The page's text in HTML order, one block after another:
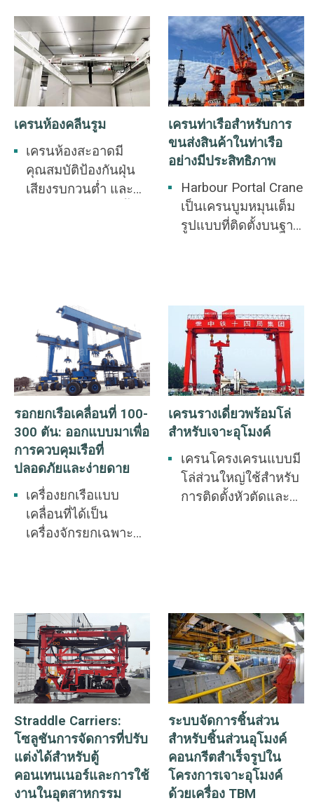
เครนห้องคลีนรูม
เครนห้องสะอาดมี
คุณสมบัติป้องกันฝุ่น
เสียงรบกวนต่ำ และ
ความบริสุทธิ์สูง เช่น
อุตสาหกรรม
อิเล็กทรอนิกส์ ยา และ
การบินและอวกาศ
เครนท่าเรือสำหรับการ
ขนส่งสินค้าในท่าเรือ
อย่างมีประสิทธิภาพ
Harbour Portal Crane
เป็นเครนบูมหมุนเต็ม
รูปแบบที่ติดตั้งบนฐาน
ในการโหลดและขน
ถ่ายสินค้าด้วย
เครื่องจักรในท่าเรือ
และท่าเทียบเรือ การ
ประกอบตัวเรือและ
การบำรุงรักษาเรือใน
กระบวนการต่อเรือใน
อู่ต่อเรือ และการ
ก่อสร้างโครงการ
เขื่อนบนไซต์ก่อสร้าง
สถานีพลังงานน้ำ
การทำงานของคนงาน
และเพิ่มผลผลิต
แรงงาน เครนนี้เป็น
อุปกรณ์ที่ขาดไม่ได้
และสำคัญสำหรับการ
ทำให้กระบวนการทาง
อุตสาหกรรมเป็น
เครื่องจักร
รอกยกเรือเคลื่อนที่ 100-
300 ตัน: ออกแบบมาเพื่อ
การควบคุมเรือที่
ปลอดภัยและง่ายดาย
เครื่องยกเรือแบบ
เคลื่อนที่ได้เป็น
เครื่องจักรยกเฉพาะ
การขนส่งระดับ โดย
ส่วนใหญ่ใช้ในท่าเรือ
และท่าเทียบเรือตาม
แนวชายฝั่ง เป็นต้น
เครนรางเดี่ยวพร้อมโล่
สำหรับเจาะอุโมงค์
เครนโครงเครนแบบมี
โล่ส่วนใหญ่ใช้สำหรับ
การติดตั้งหัวตัดและ
ระหว่างการก่อสร้าง
Straddle Carriers:
โซลูชันการจัดการที่ปรับ
แต่งได้สำหรับตู้
คอนเทนเนอร์และการใช้
งานในอุตสาหกรรม
ระบบจัดการชิ้นส่วน
สำหรับชิ้นส่วนอุโมงค์
คอนกรีตสำเร็จรูปใน
โครงการเจาะอุโมงค์
ด้วยเครื่อง TBM